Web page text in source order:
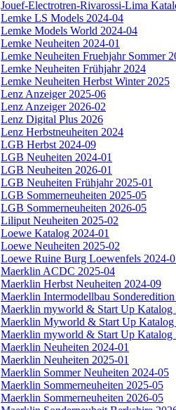
Jouef-Electrotren-Rivarossi-Lima
Lemke LS Models 2024-04
Lemke Models World 2024-04
Lemke Neuheiten 2024-01
Lemke Neuheiten Fruehjahr Sommer
Lemke Neuheiten Frühjahr 2024
Lemke Neuheiten Herbst Winter 2025
Lenz Anzeiger 2025-06
Lenz Anzeiger 2026-02
Lenz Digital Plus 2026
Lenz Herbstneuheiten 2024
LGB Herbst 2024-09
LGB Neuheiten 2024-01
LGB Neuheiten 2026-01
LGB Neuheiten Frühjahr 2025-01
LGB Sommerneuheiten 2025-05
LGB Sommerneuheiten 2026-05
Liliput Neuheiten 2025-02
Loewe Katalog 2024-01
Loewe Neuheiten 2025-02
Loewe Ruine Burg Loewenfels 2024-
Maerklin ACDC 2025-04
Maerklin Herbst Neuheiten 2024-09
Maerklin Intermodellbau
Maerklin myworld & Start Up Katalog
Maerklin Myworld & Start Up Katalog
Maerklin myworld & Start Up Katalog
Maerklin Neuheiten 2024-01
Maerklin Neuheiten 2025-01
Maerklin Sommer Neuheiten 2024-05
Maerklin Sommerneuheiten 2025-05
Maerklin Sommerneuheiten 2026-05